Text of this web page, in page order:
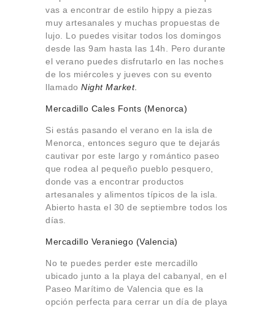
vas a encontrar de estilo hippy a piezas
muy artesanales y muchas propuestas de
lujo. Lo puedes visitar todos los domingos
desde las 9am hasta las 14h. Pero durante
el verano puedes disfrutarlo en las noches
de los miércoles y jueves con su evento
llamado Night Market.
Mercadillo Cales Fonts (Menorca)
Si estás pasando el verano en la isla de
Menorca, entonces seguro que te dejarás
cautivar por este largo y romántico paseo
que rodea al pequeño pueblo pesquero,
donde vas a encontrar productos
artesanales y alimentos típicos de la isla.
Abierto hasta el 30 de septiembre todos los
días.
Mercadillo Veraniego (Valencia)
No te puedes perder este mercadillo
ubicado junto a la playa del cabanyal, en el
Paseo Marítimo de Valencia que es la
opción perfecta para cerrar un día de playa